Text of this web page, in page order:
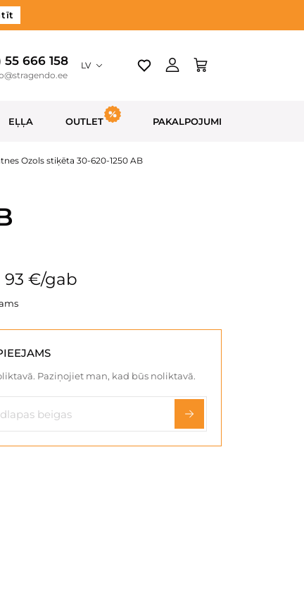
55 666 158 LV
EĻĻA OUTLET PAKALPOJUMI
Ozols stiķēta 30-620-1250 AB
93 €/gab
Paziņojiet man, kad būs noliktavā.